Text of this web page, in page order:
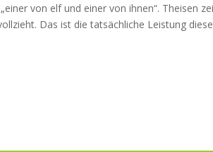
von elf und einer von ihnen“. Theisen
Das ist die tatsächliche Leistung